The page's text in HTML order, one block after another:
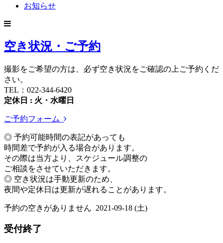
お知らせ
空き状況・ご予約
撮影をご希望の方は、必ず空き状況をご確認の上ご予約くだ
さい。
TEL：022-344-6420
定休日 : 火・水曜日
ご予約フォーム
◎ 予約可能時間の表記があっても
時間差で予約が入る場合があります。
その際は当方より、スケジュール調整の
ご相談をさせていただきます。
◎ 空き状況は手動更新のため、
夜間や定休日は更新が遅れることがあります。
予約の空きがありません 2021-09-18 (土)
受付終了